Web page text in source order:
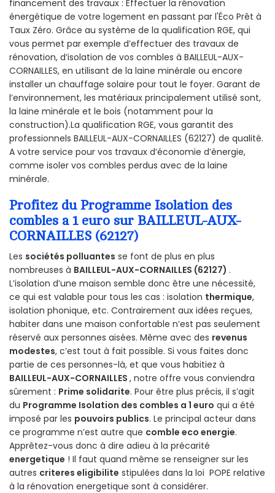
financement des travaux : Effectuer la rénovation
énergétique de votre logement en passant par l'Éco Prêt à
Taux Zéro. Grâce au système de la qualification RGE, qui
vous permet par exemple d’effectuer des travaux de
rénovation, d’isolation de vos combles à BAILLEUL-AUX-
CORNAILLES, en utilisant de la laine minérale ou encore
installer un chauffage solaire pour tout le foyer. Garant de
l’environnement, les matériaux principalement utilisé sont,
la laine minérale et le bois (notamment pour la
construction).La qualification RGE, vous garantit des
professionnels BAILLEUL-AUX-CORNAILLES (62127) de qualité.
A votre service pour vos travaux d’économie d’énergie,
comme isoler vos combles perdus avec de la laine
minérale.
Profitez du Programme Isolation des
combles a 1 euro sur BAILLEUL-AUX-
CORNAILLES (62127)
Les sociétés polluantes se font de plus en plus
nombreuses à BAILLEUL-AUX-CORNAILLES (62127) .
L’isolation d’une maison semble donc être une nécessité,
ce qui est valable pour tous les cas : isolation thermique,
isolation phonique, etc. Contrairement aux idées reçues,
habiter dans une maison confortable n’est pas seulement
réservé aux personnes aisées. Même avec des revenus
modestes, c’est tout à fait possible. Si vous faites donc
partie de ces personnes-là, et que vous habitiez à
BAILLEUL-AUX-CORNAILLES , notre offre vous conviendra
sûrement : Prime solidarite. Pour être plus précis, il s’agit
du Programme Isolation des combles a 1 euro qui a été
imposé par les pouvoirs publics. Le principal acteur dans
ce programme n’est autre que comble eco energie.
Apprêtez-vous donc à dire adieu à la précarité
energetique ! Il faut quand même se renseigner sur les
autres criteres eligibilite stipulées dans la loi POPE relative
à la rénovation energetique sont à considérer.